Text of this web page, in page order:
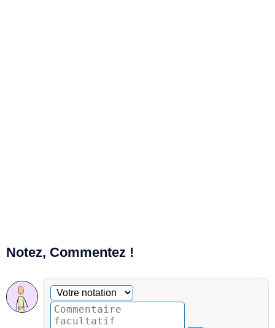
Notez, Commentez !
Commentaire facultatif
Votre notation